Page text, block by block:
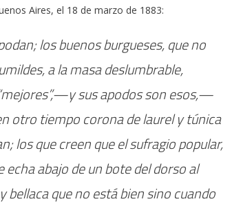
Aires, el 18 de marzo de 1883:
los buenos burgueses, que no
a la masa deslumbrable,
sus apodos son esos,—
otro tiempo corona de laurel y túnica
los que creen que el sufragio popular,
echa abajo de un bote del dorso al
que no está bien sino cuando